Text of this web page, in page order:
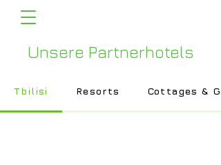
Unsere Partnerhotels
Tbilisi Resorts Cottages &